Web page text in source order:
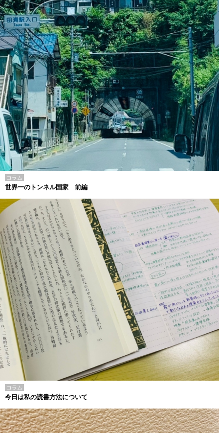
コラム
世界一のトンネル国家 前編
コラム
今日は私の読書方法について